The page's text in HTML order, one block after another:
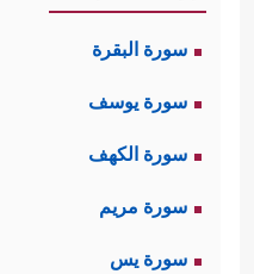
سورة البقرة
سورة يوسف
سورة الكهف
سورة مريم
سورة يس